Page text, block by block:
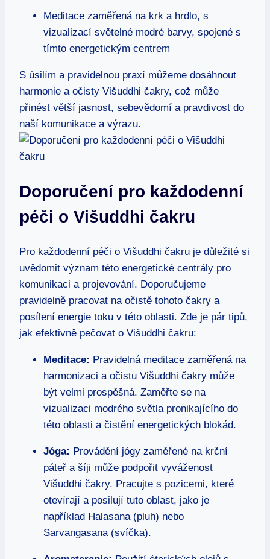
Meditace zaměřená na krk a hrdlo, s
vizualizací světelné modré barvy, spojené s
tímto energetickým centrem
S úsilím a pravidelnou praxí můžeme dosáhnout
harmonie a očisty Višuddhi čakry, což může
přinést větší jasnost, sebevědomí a pravdivost do
naší komunikace a výrazu.
Doporučení pro každodenní
péči o Višuddhi čakru
Pro každodenní péči o Višuddhi čakru je důležité si
uvědomit význam této energetické centrály pro
komunikaci a projevování. Doporučujeme
pravidelně pracovat na očistě tohoto čakry a
posílení energie toku v této oblasti. Zde je pár tipů,
jak efektivně pečovat o Višuddhi čakru:
Meditace: Pravidelná meditace zaměřená na
harmonizaci a očistu Višuddhi čakry může
být velmi prospěšná. Zaměřte se na
vizualizaci modrého světla pronikajícího do
této oblasti a čistění energetických blokád.
Jóga: Provádění jógy zaměřené na krční
páteř a šíji může podpořit vyváženost
Višuddhi čakry. Pracujte s pozicemi, které
otevírají a posilují tuto oblast, jako je
například Halasana (pluh) nebo
Sarvangasana (svíčka).